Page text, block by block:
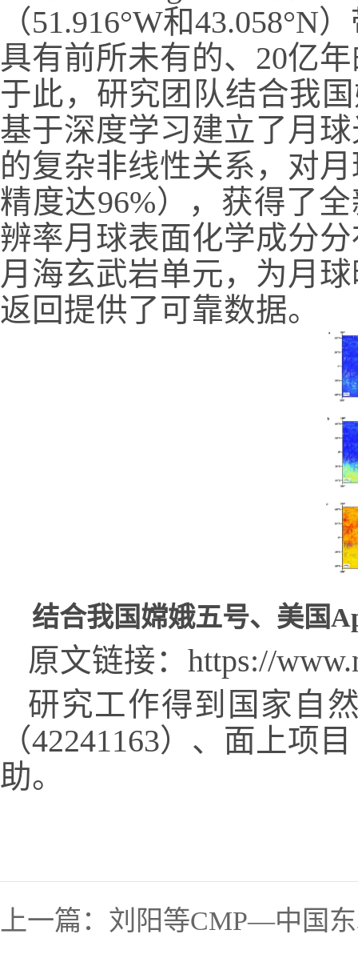
（51.916°W和43.058°N
具有前所未有的、 20亿
于此，研究团队结合我
基于深度学习建立了月
的复杂非线性关系 ，对
精度达96%），获得了
辨率月球表面化学成分
月海玄武岩单元，为月
返回提供了可靠数据。
结合我国嫦娥五号、美国
原文链接： https://
研究工作得到国家自
（42241163） 、面上项
助。
上一篇： 刘阳等CMP—中国